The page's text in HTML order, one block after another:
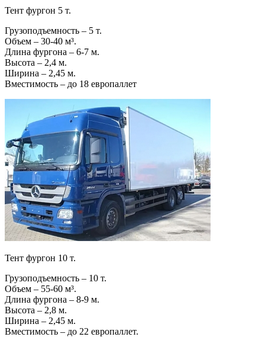
Тент фургон 5 т.
Грузоподъемность – 5 т.
Объем – 30-40 м³.
Длина фургона – 6-7 м.
Высота – 2,4 м.
Ширина – 2,45 м.
Вместимость – до 18 европаллет
Тент фургон 10 т.
Грузоподъемность – 10 т.
Объем – 55-60 м³.
Длина фургона – 8-9 м.
Высота – 2,8 м.
Ширина – 2,45 м.
Вместимость – до 22 европаллет.